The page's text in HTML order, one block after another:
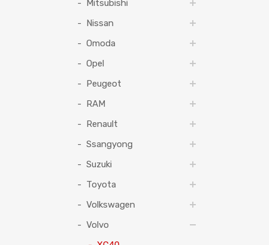
Mitsubishi
Nissan
Omoda
Opel
Peugeot
RAM
Renault
Ssangyong
Suzuki
Toyota
Volkswagen
Volvo